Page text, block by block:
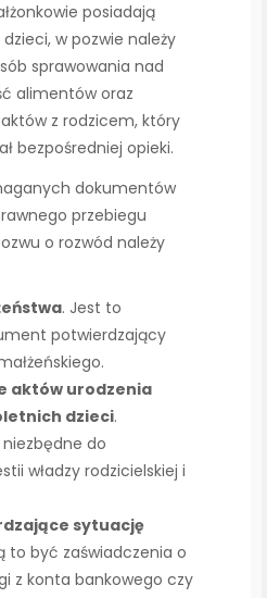
posiadają
w pozwie należy
sprawowania nad
alimentów oraz
z rodzicem, który
bezpośredniej opieki.
dokumentów
przebiegu
o rozwód należy
. Jest to
potwierdzający
aktów urodzenia
dzieci.
do
władzy rodzicielskiej i
sytuację
to być zaświadczenia o
z konta bankowego czy